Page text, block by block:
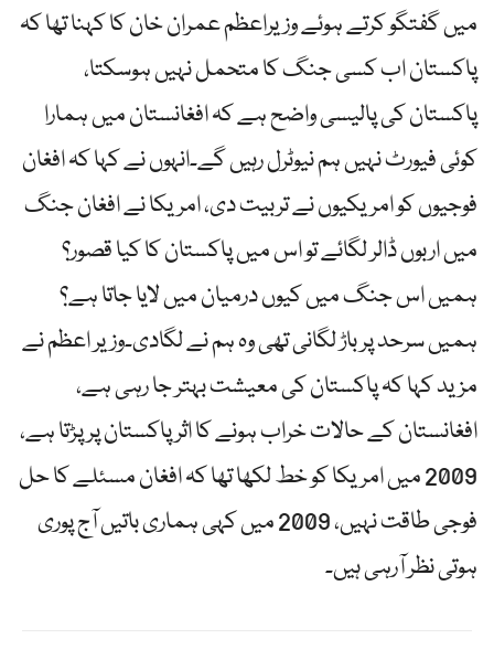
میں گفتگو کرتے ہوئے وزیراعظم عمران خان کا کہنا تھا کہ
پاکستان اب کسی جنگ کا متحمل نہیں ہوسکتا،
پاکستان کی پالیسی واضح ہے کہ افغانستان میں ہمارا
کوئی فیورٹ نہیں ہم نیوٹرل رہیں گے۔انہوں نے کہا کہ افغان
فوجیوں کو امریکیوں نے تربیت دی، امریکا نے افغان جنگ
میں اربوں ڈالر لگائے تو اس میں پاکستان کا کیا قصور؟
ہمیں اس جنگ میں کیوں درمیان میں لایا جاتا ہے؟
ہمیں سرحد پر باڑ لگانی تھی وہ ہم نے لگادی۔وزیر اعظم نے
مزید کہا کہ پاکستان کی معیشت بہتر جا رہی ہے،
افغانستان کے حالات خراب ہونے کا اثر پاکستان پر پڑتا ہے،
2009 میں امریکا کو خط لکھا تھا کہ افغان مسئلے کا حل
فوجی طاقت نہیں، 2009 میں کہی ہماری باتیں آج پوری
ہوتی نظر آرہی ہیں۔